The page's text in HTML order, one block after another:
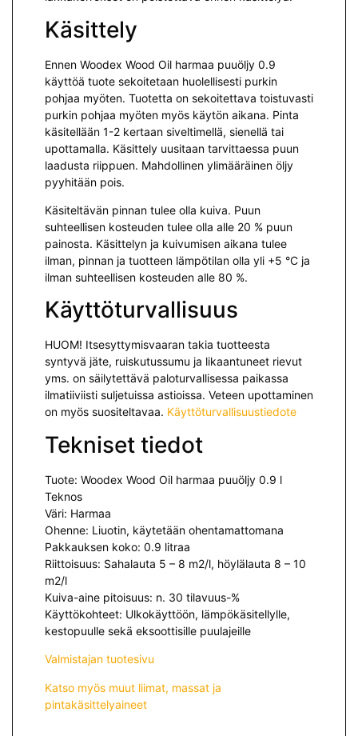
Käsittely
Ennen Woodex Wood Oil harmaa puuöljy 0.9
käyttöä tuote sekoitetaan huolellisesti purkin
pohjaa myöten. Tuotetta on sekoitettava toistuvasti
purkin pohjaa myöten myös käytön aikana. Pinta
käsitellään 1-2 kertaan siveltimellä, sienellä tai
upottamalla. Käsittely uusitaan tarvittaessa puun
laadusta riippuen. Mahdollinen ylimääräinen öljy
pyyhitään pois.
Käsiteltävän pinnan tulee olla kuiva. Puun
suhteellisen kosteuden tulee olla alle 20 % puun
painosta. Käsittelyn ja kuivumisen aikana tulee
ilman, pinnan ja tuotteen lämpötilan olla yli +5 °C ja
ilman suhteellisen kosteuden alle 80 %.
Käyttöturvallisuus
HUOM! Itsesyttymisvaaran takia tuotteesta
syntyvä jäte, ruiskutussumu ja likaantuneet rievut
yms. on säilytettävä paloturvallisessa paikassa
ilmatiiviisti suljetuissa astioissa. Veteen upottaminen
on myös suositeltavaa. Käyttöturvallisuustiedote
Tekniset tiedot
Tuote: Woodex Wood Oil harmaa puuöljy 0.9 l
Teknos
Väri: Harmaa
Ohenne: Liuotin, käytetään ohentamattomana
Pakkauksen koko: 0.9 litraa
Riittoisuus: Sahalauta 5 – 8 m2/l, höylälauta 8 – 10
m2/l
Kuiva-aine pitoisuus: n. 30 tilavuus-%
Käyttökohteet: Ulkokäyttöön, lämpökäsitellylle,
kestopuulle sekä eksoottisille puulajeille
Valmistajan tuotesivu
Katso myös muut liimat, massat ja
pintakäsittelyaineet